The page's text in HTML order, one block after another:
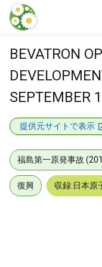
本文に飛ぶ
BEVATRON
SEPTEMBER
提供元サイトで表示
福島第一原発事故
復興 収録:日本原